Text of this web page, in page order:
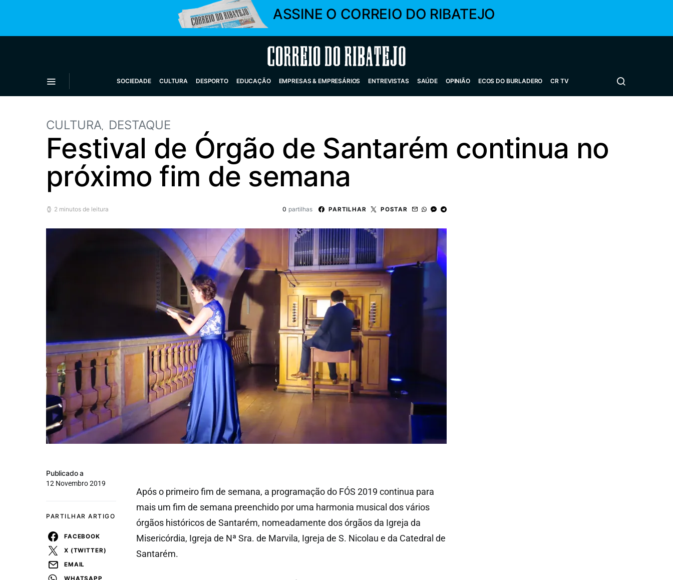
ASSINE O CORREIO DO RIBATEJO
Correio do Ribatejo
SOCIEDADE CULTURA DESPORTO EDUCAÇÃO EMPRESAS & EMPRESÁRIOS ENTREVISTAS SAÚDE OPINIÃO ECOS DO BURLADERO CR TV
CULTURA DESTAQUE
Festival de Órgão de Santarém continua no
próximo fim de semana
2 minutos de leitura 0 partilhas PARTILHAR POSTAR
Publicado a
12 Novembro 2019
PARTILHAR ARTIGO
FACEBOOK
X (TWITTER)
EMAIL
WHATSAPP
Após o primeiro fim de semana, a programação do FÓS 2019 continua para
mais um fim de semana preenchido por uma harmonia musical dos vários
órgãos históricos de Santarém, nomeadamente dos órgãos da Igreja da
Misericórdia, Igreja de Nª Sra. de Marvila, Igreja de S. Nicolau e da Catedral de
Santarém.